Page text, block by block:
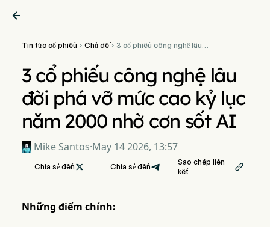

Tin tức cổ phiếu  Chủ đề 3 cổ phiếu công nghệ lâu
3 cổ phiếu công nghệ lâu
đời phá vỡ mức cao kỷ lục
năm 2000 nhờ cơn sốt AI
Mike Santos·May 14 2026, 13:57
Chia sẻ đến  Chia sẻ đến
Sao chép liên
kết

Những điểm chính: